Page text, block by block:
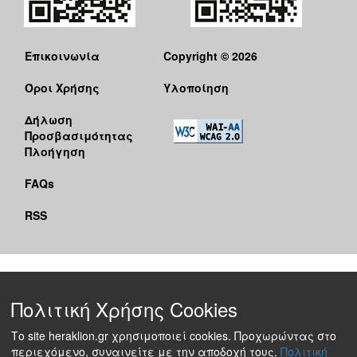
ΠΟΛΙΤΙΣΜΟΣ
Επικοινωνία
Όροι Χρήσης
Δήλωση
Προσβασιμότητας
Πλοήγηση
FAQs
RSS
Copyright © 2026
Υλοποίηση
Πολιτική Χρήσης Cookies
Το site heraklion.gr χρησιμοποιεί cookies. Προχωρώντας στο
περιεχόμενο, συναινείτε με την αποδοχή τους. Πολιτική